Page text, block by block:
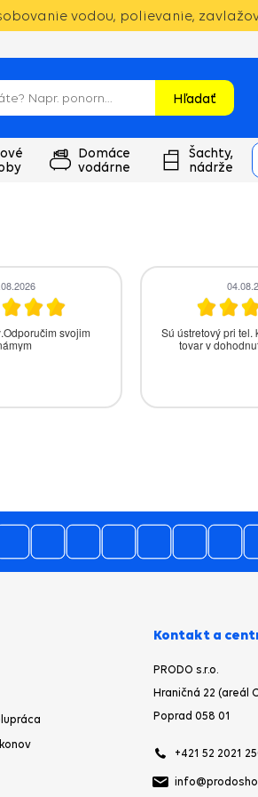
vodou, polievanie,
Hľadať
Domáce
vodárne
Šachty,
nádrže
svojim
Sú ústretový pri tel.
tovar v
Kontakt a
PRODO s.r.o.
Hraničná 22 (areál
Poprad 058 01
+421 52 2021